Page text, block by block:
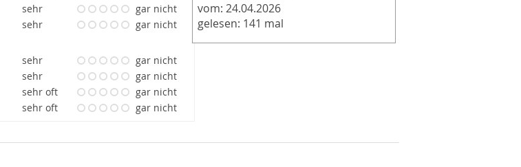
vom: 24.04.2026
gelesen: 141 mal
sehr
gar nicht
sehr
gar nicht
sehr
gar nicht
sehr
gar nicht
sehr oft
gar nicht
sehr oft gar nicht